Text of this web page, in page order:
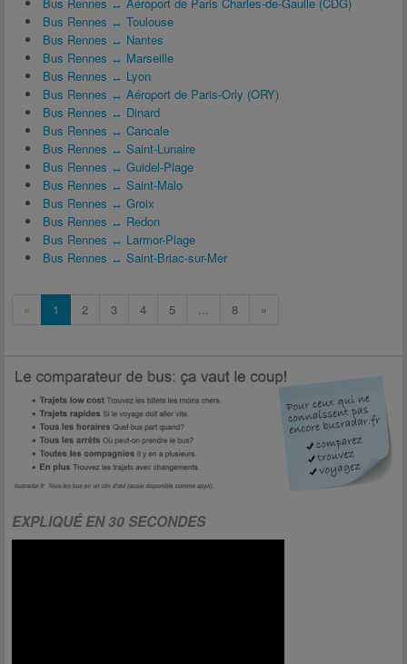
Bus Rennes ↔ Toulouse
Bus Rennes ↔ Nantes
Bus Rennes ↔ Marseille
Bus Rennes ↔ Lyon
Bus Rennes ↔ Aéroport de Paris-Orly (ORY)
Bus Rennes ↔ Dinard
Bus Rennes ↔ Cancale
Bus Rennes ↔ Saint-Lunaire
Bus Rennes ↔ Guidel-Plage
Bus Rennes ↔ Saint-Malo
Bus Rennes ↔ Groix
Bus Rennes ↔ Redon
Bus Rennes ↔ Larmor-Plage
Bus Rennes ↔ Saint-Briac-sur-Mer
« 1 2 3 4 5 ... 8 »
EXPLIQUÉ EN 30 SECONDES